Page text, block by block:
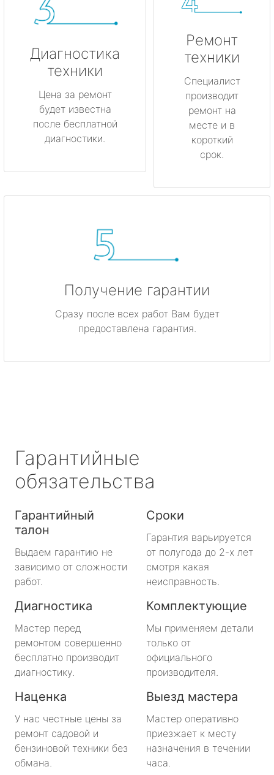
Диагностика
техники
Цена за ремонт
будет известна
после бесплатной
диагностики.
Ремонт
техники
Специалист
производит
ремонт на
месте и в
короткий
срок.
Получение гарантии
Сразу после всех работ Вам будет
предоставлена гарантия.
Гарантийные
обязательства
Гарантийный
талон
Выдаем гарантию не
зависимо от сложности
работ.
Сроки
Гарантия варьируется
от полугода до 2-х лет
смотря какая
неисправность.
Диагностика
Мастер перед
ремонтом совершенно
бесплатно производит
диагностику.
Комплектующие
Мы применяем детали
только от
официального
производителя.
Наценка
У нас честные цены за
ремонт садовой и
бензиновой техники без
обмана.
Выезд мастера
Мастер оперативно
приезжает к месту
назначения в течении
часа.